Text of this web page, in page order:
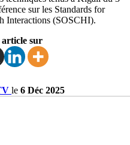
sur les Standards for
Interactions (SOSCHI).
sur
le 6 Déc 2025